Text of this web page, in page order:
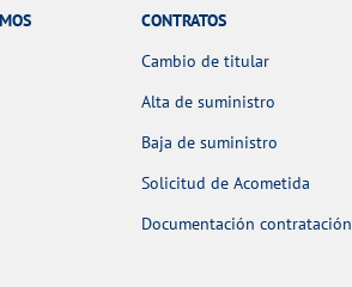
CONTRATOS
Cambio de titular
Alta de suministro
Baja de suministro
Solicitud de Acometida
Documentación contratación